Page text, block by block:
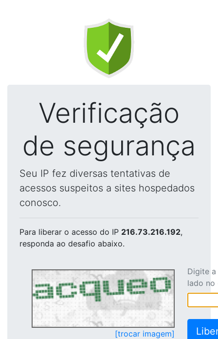
Verificação
de segurança
Seu IP fez diversas tentativas de
acessos suspeitos a sites hospedados
conosco.
Para liberar o acesso do IP 216.73.216.192,
responda ao desafio abaixo.
[trocar imagem]
Digite
lado no